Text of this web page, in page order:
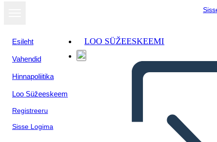
Esileht
Vahendid
Hinnapoliitika
Loo Süžeeskeem
Registreeru
Sisse Logima
LOO SÜŽEESKEEMI
Kuva
slaidiseansina